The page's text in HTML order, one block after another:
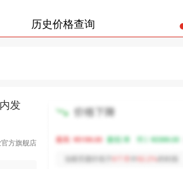
历史价格查询
发
方旗舰店